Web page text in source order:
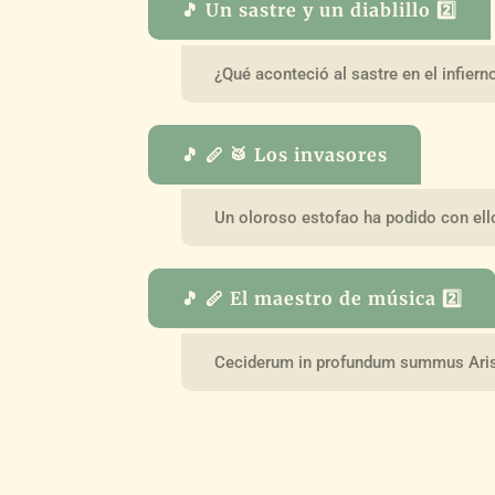
🎵 Un sastre y un diablillo 2️⃣
¿Qué aconteció al sastre en el
🎵 🪈 🥁 Los invasores
Un oloroso estofao ha podido con
🎵 🪈 El maestro de música 2️⃣
Ceciderum in profundum summus